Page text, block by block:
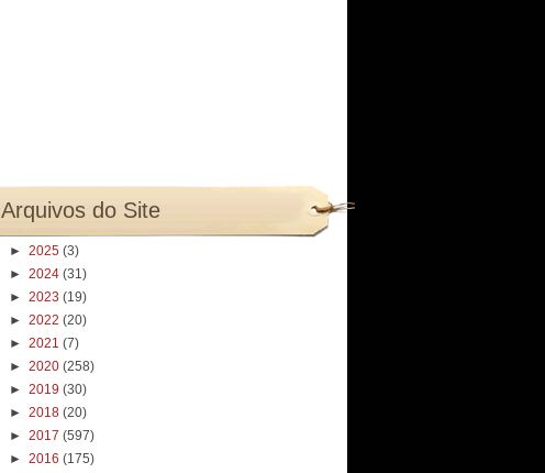
Arquivos do Site
► 2025 (3)
► 2024 (31)
► 2023 (19)
► 2022 (20)
► 2021 (7)
► 2020 (258)
► 2019 (30)
► 2018 (20)
► 2017 (597)
► 2016 (175)